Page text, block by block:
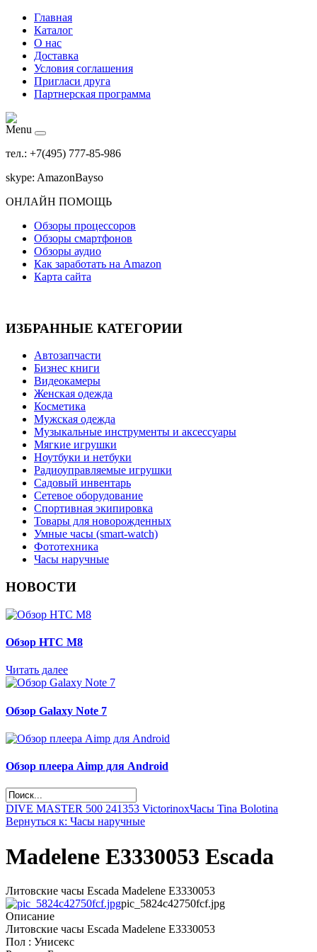
Главная
Каталог
О нас
Доставка
Условия соглашения
Пригласи друга
Партнерская программа
Menu
тел.: +7(495) 777-85-986
skype: AmazonBayso
ОНЛАЙН ПОМОЩЬ
Обзоры процессоров
Обзоры смартфонов
Обзоры аудио
Как заработать на Amazon
Карта сайта
ИЗБРАННЫЕ КАТЕГОРИИ
Автозапчасти
Бизнес книги
Видеокамеры
Женская одежда
Косметика
Мужская одежда
Музыкальные инструменты и аксессуары
Мягкие игрушки
Ноутбуки и нетбуки
Радиоуправляемые игрушки
Садовый инвентарь
Сетевое оборудование
Спортивная экипировка
Товары для новорожденных
Умные часы (smart-watch)
Фототехника
Часы наручные
НОВОСТИ
Обзор НТС М8
Читать далее
Обзор Galaxy Note 7
Обзор плеера Aimp для Android
DIVE MASTER 500 241353 VictorinoxЧасы Tina Bolotina
Вернуться к: Часы наручные
Madelene E3330053 Escada
Литовские часы Escada Madelene E3330053
pic_5824c42750fcf.jpg
Описание
Литовские часы Escada Madelene E3330053
Пол : Унисекс